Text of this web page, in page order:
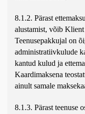
8.1.2. Pärast
alustamist, võib
Teenusepakkujal on
administratiivkulude
kantud kulud ja
Kaardimaksena
ainult samale
8.1.3. Pärast teenuse